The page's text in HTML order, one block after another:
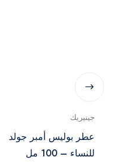
جينيريك
عطر بوليس أمبر جولد
للنساء – 100 مل